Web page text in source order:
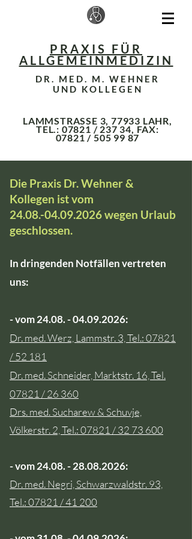
PRAXIS FÜR
ALLGEMEINMEDIZIN
DR. MED. M. WEHNER
UND KOLLEGEN
LAMMSTRASSE 3, 77933 LAHR,
TEL.: 07821 / 237 34, FAX:
07821 /505 99 87
Die Praxis Dr. Wehner &
Kollegen ist vom
24.08.-04.09.2026wegen Urlaub
geschlossen.
In dringenden Notfällen vertreten
uns:
- vom24.08. - 04.09.2026:
Dr. med. Werz, Lammstr. 3, Tel.: 07821
/ 52 181
Dr. med. Schneider, Marktstr. 16, Tel.
07821 / 26 360​​
Drs. med. Sucharew & Schuvje,
Völkerstr. 2, Tel.: 07821 /32 73 600
- vom24.08. - 28.08.2026:
Dr. med. Negri, Schwarzwaldstr. 93,
Tel.: 07821 / 41 200